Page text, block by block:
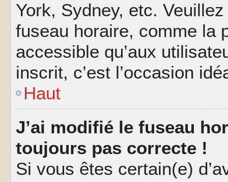
York, Sydney, etc.
fuseau horaire, comme la
accessible qu’aux
inscrit, c’est l’occasion
Haut
J’ai modifié le fuseau
toujours pas correcte !
Si vous êtes certain(e)